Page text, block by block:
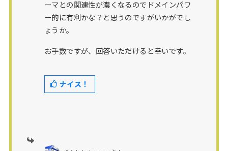
ーマとの関連性が濃くなるのでドメインパワ
ー的に有利かな？と思うのですがいかがでし
ょうか。
お手数ですが、回答いただけると幸いです。
ナイス！